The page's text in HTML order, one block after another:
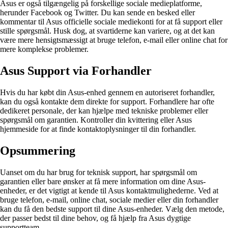
Asus er også tilgængelig på forskellige sociale medieplatforme,
herunder Facebook og Twitter. Du kan sende en besked eller
kommentar til Asus officielle sociale mediekonti for at få support eller
stille spørgsmål. Husk dog, at svartiderne kan variere, og at det kan
være mere hensigtsmæssigt at bruge telefon, e-mail eller online chat for
mere komplekse problemer.
Asus Support via Forhandler
Hvis du har købt din Asus-enhed gennem en autoriseret forhandler,
kan du også kontakte dem direkte for support. Forhandlere har ofte
dedikeret personale, der kan hjælpe med tekniske problemer eller
spørgsmål om garantien. Kontroller din kvittering eller Asus
hjemmeside for at finde kontaktoplysninger til din forhandler.
Opsummering
Uanset om du har brug for teknisk support, har spørgsmål om
garantien eller bare ønsker at få mere information om dine Asus-
enheder, er det vigtigt at kende til Asus kontaktmulighederne. Ved at
bruge telefon, e-mail, online chat, sociale medier eller din forhandler
kan du få den bedste support til dine Asus-enheder. Vælg den metode,
der passer bedst til dine behov, og få hjælp fra Asus dygtige